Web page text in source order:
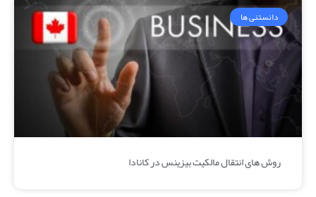
دانستنی ها
روش‌ های انتقال مالکیت بیزینس در کانادا